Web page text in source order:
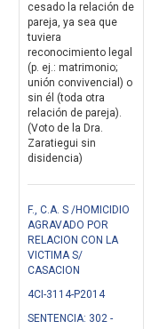
cesado la relación de
pareja, ya sea que
tuviera
reconocimiento legal
(p. ej.: matrimonio;
unión convivencial) o
sin él (toda otra
relación de pareja).
(Voto de la Dra.
Zaratiegui sin
disidencia)
F., C.A. S /HOMICIDIO
AGRAVADO POR
RELACION CON LA
VICTIMA S/
CASACION
4CI-3114-P2014
SENTENCIA: 302 -